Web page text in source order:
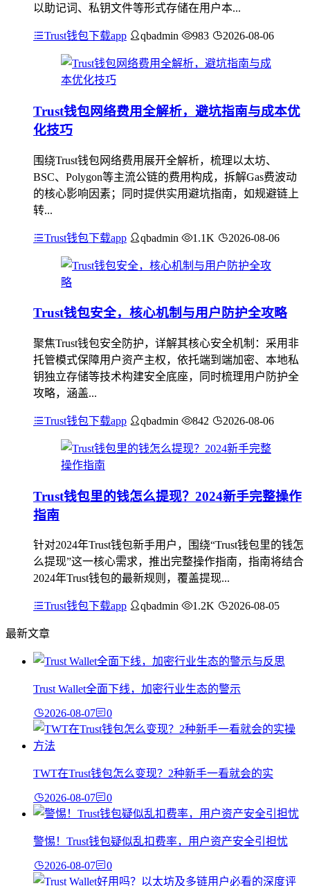
以助记词、私钥文件等形式存储在用户本...
Trust钱包下载app qbadmin 983 2026-08-06
Trust钱包网络费用全解析，避坑指南与成本优
化技巧
围绕Trust钱包网络费用展开全解析，梳理以太坊、
BSC、Polygon等主流公链的费用构成，拆解Gas费波动
的核心影响因素；同时提供实用避坑指南，如规避链上
转...
Trust钱包下载app qbadmin 1.1K 2026-08-06
Trust钱包安全，核心机制与用户防护全攻略
聚焦Trust钱包安全防护，详解其核心安全机制：采用非
托管模式保障用户资产主权，依托端到端加密、本地私
钥独立存储等技术构建安全底座，同时梳理用户防护全
攻略，涵盖...
Trust钱包下载app qbadmin 842 2026-08-06
Trust钱包里的钱怎么提现？2024新手完整操作
指南
针对2024年Trust钱包新手用户，围绕“Trust钱包里的钱怎
么提现”这一核心需求，推出完整操作指南，指南将结合
2024年Trust钱包的最新规则，覆盖提现...
Trust钱包下载app qbadmin 1.2K 2026-08-05
最新文章
Trust Wallet全面下线，加密行业生态的警示
2026-08-07 0
TWT在Trust钱包怎么变现？2种新手一看就会的实
2026-08-07 0
警惕！Trust钱包疑似乱扣费率，用户资产安全引担忧
2026-08-07 0